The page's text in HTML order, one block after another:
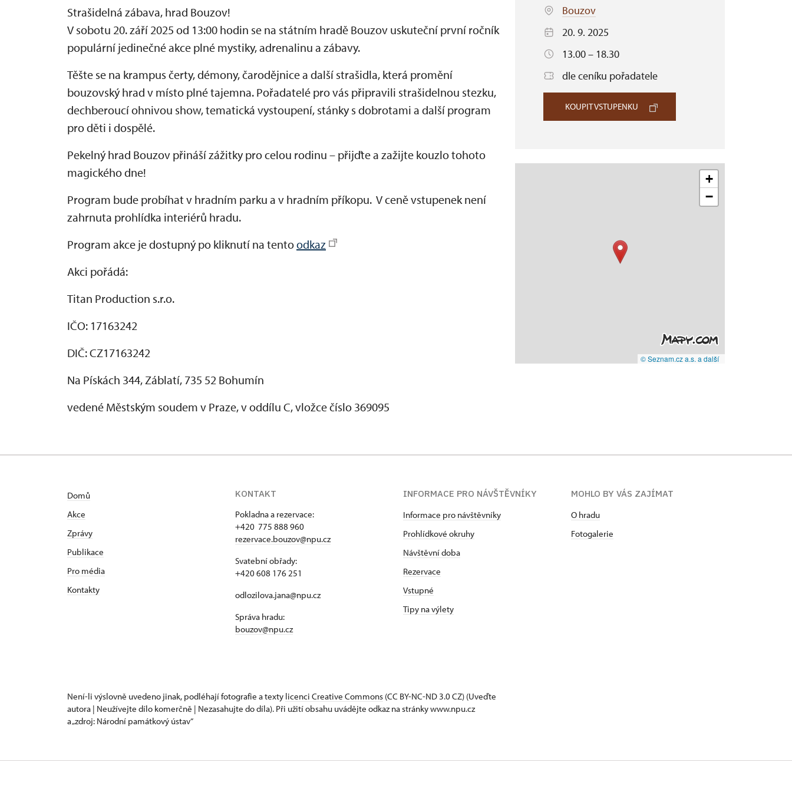
Strašidelná zábava, hrad Bouzov!
V sobotu 20. září 2025 od 13:00 hodin se na státním hradě Bouzov uskuteční první ročník
populární jedinečné akce plné mystiky, adrenalinu a zábavy.
Těšte se na krampus čerty, démony, čarodějnice a další strašidla, která promění
bouzovský hrad v místo plné tajemna. Pořadatelé pro vás připravili strašidelnou stezku,
dechberoucí ohnivou show, tematická vystoupení, stánky s dobrotami a další program
pro děti i dospělé.
Pekelný hrad Bouzov přináší zážitky pro celou rodinu – přijďte a zažijte kouzlo tohoto
magického dne!
Program bude probíhat v hradním parku a v hradním příkopu. V ceně vstupenek není
zahrnuta prohlídka interiérů hradu.
Program akce je dostupný po kliknutí na tentoodkaz
Akci pořádá:
Titan Production s.r.o.
IČO: 17163242
DIČ: CZ17163242
Na Pískách 344, Záblatí, 735 52 Bohumín
vedené Městským soudem v Praze, v oddílu C, vložce číslo 369095
Bouzov
20. 9. 2025
13.00 – 18.30
dle ceníku pořadatele
KOUPIT VSTUPENKU
+
−
© Seznam.cz a.s. a další
Domů
Akce
Zprávy
Publikace
Pro média
Kontakty
KONTAKT
Pokladna a rezervace:
+420 775 888 960
rezervace.bouzov@npu.cz
Svatební obřady:
+420 608 176 251
odlozilova.jana@npu.cz
Správa hradu:
bouzov@npu.cz
INFORMACE PRO NÁVŠTĚVNÍKY
Informace pro návštěvníky
Prohlídkové okruhy
Návštěvní doba
Rezervace
Vstupné
Tipy na výlety
MOHLO BY VÁS ZAJÍMAT
O hradu
Fotogalerie
Není-li výslovně uvedeno jinak, podléhají fotografie a texty licenci Creative Commons (CC BY-NC-ND 3.0 CZ) (Uveďte
autora | Neužívejte dílo komerčně | Nezasahujte do díla). Při užití obsahu uvádějte odkaz na stránky www.npu.cz
a „zdroj: Národní památkový ústav“